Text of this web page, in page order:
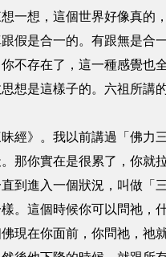
一想，這個世界好像真的
假是合一的。有跟無是
不存在了，這一種感覺也
思想是這樣子的。六祖所
經》。我以前講過「佛
那你實在是很累了，你就
到進入一個狀況，叫做「
。這個時候你可以問祂
現在你面前，你問祂，